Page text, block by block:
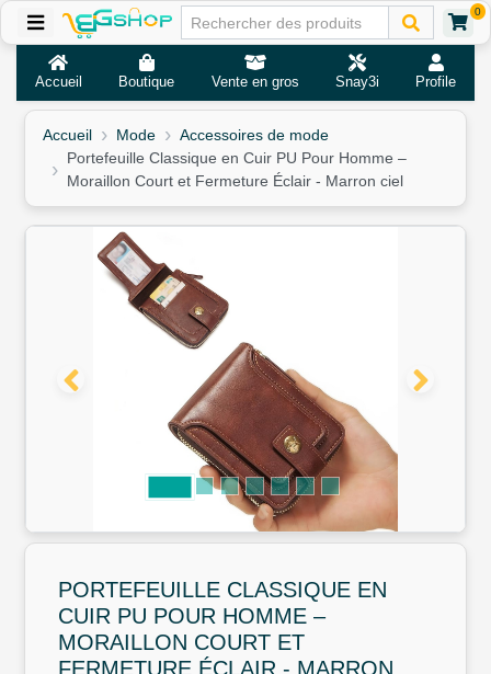
0
Accueil Boutique Vente en gros Snay3i Profile
Accueil Mode
Accessoires de mode
Portefeuille Classique en Cuir PU Pour Homme –
Moraillon Court et Fermeture Éclair - Marron ciel
PORTEFEUILLE CLASSIQUE EN
CUIR PU POUR HOMME –
MORAILLON COURT ET
FERMETURE ÉCLAIR - MARRON